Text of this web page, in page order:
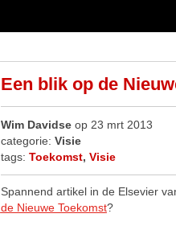
Een blik op de
Wim Davidseop 23 mrt 2013
categorie: Visie
tags: Toekomst, Visie
Spannend artikel in de Elsevier
de Nieuwe Toekomst?